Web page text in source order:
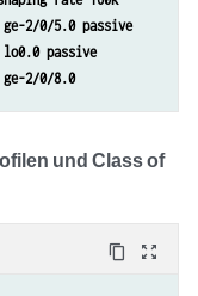
2/0/5.0 passive
passive
2/0/8.0
und Class of
content_copy zoom_out_map